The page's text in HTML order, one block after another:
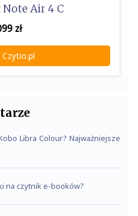
Note Air 4 C
zł
Czytio.pl
Libra Colour? Najważniejsze
na czytnik e-booków?